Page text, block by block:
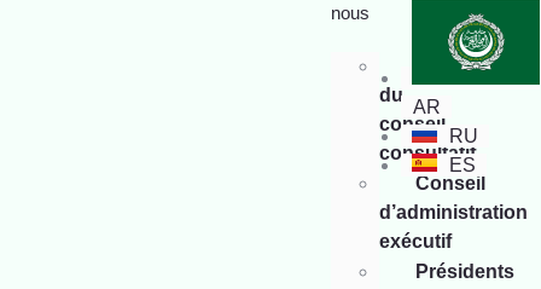
nous
Membres
du
conseil
consultatif
Conseil
d’administration
exécutif
Présidents
AR
RU
ES